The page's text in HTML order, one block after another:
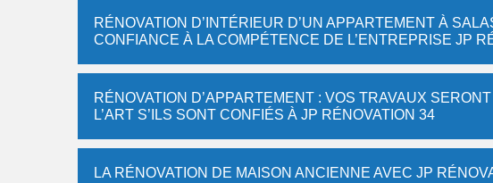
RÉNOVATION D’INTÉRIEUR D’UN APPARTEMENT À
CONFIANCE À LA COMPÉTENCE DE L’ENTREPRISE JP
RÉNOVATION D’APPARTEMENT : VOS TRAVAUX
L’ART S’ILS SONT CONFIÉS À JP RÉNOVATION 34
LA RÉNOVATION DE MAISON ANCIENNE AVEC JP